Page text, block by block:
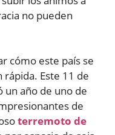
no pueden
cómo este país se
Este 11 de
un año de uno de
de
terremoto de